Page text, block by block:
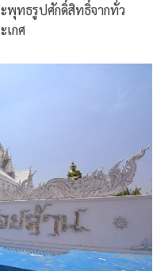
พุทธรูปศักดิ์สิทธิ์จากทั่ว
เกศ